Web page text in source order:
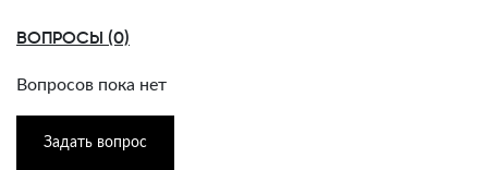
ВОПРОСЫ (0)
Вопросов пока нет
Задать вопрос